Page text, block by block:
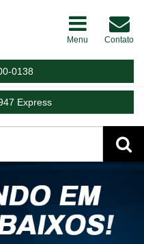
Menu Contato
0138
Express